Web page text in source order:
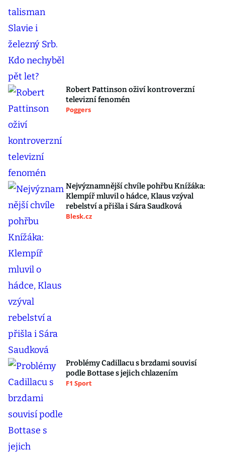
Robert Pattinson oživí kontroverzní
televizní fenomén
Poggers
Nejvýznamnější chvíle pohřbu Knížáka:
Klempíř mluvil o hádce, Klaus vzýval
rebelství a přišla i Sára Saudková
Blesk.cz
Problémy Cadillacu s brzdami souvisí
podle Bottase s jejich chlazením
F1 Sport